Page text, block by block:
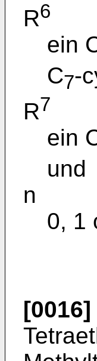
R6
ein
C7-
R7
ein
und
n
0, 1
[0016]